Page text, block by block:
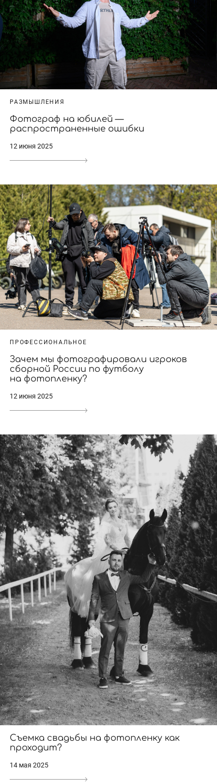
РАЗМЫШЛЕНИЯ
Фотограф на юбилей —
распространенные ошибки
12 июня 2025
ПРОФЕССИОНАЛЬНОЕ
Зачем мы фотографировали игроков
сборной России по футболу
на фотопленку?
12 июня 2025
Съемка свадьбы на фотопленку как
проходит?
14 мая 2025